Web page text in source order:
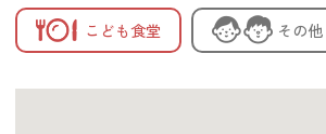
探す
こどもの居場所マップ
フードパントリーマップ
こども食堂 その他